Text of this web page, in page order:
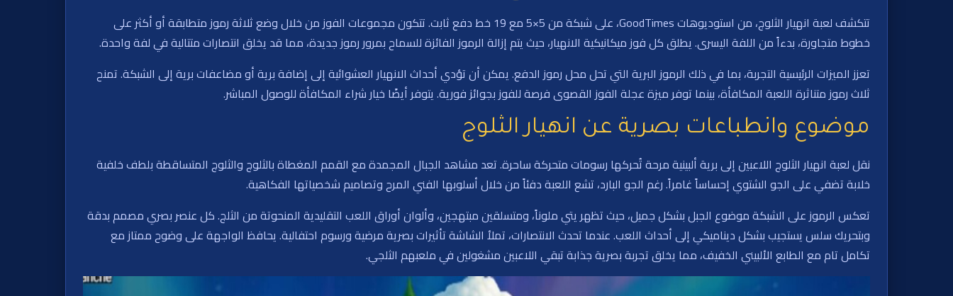
تتكشف لعبة انهيار الثلوج، من استوديوهات GoodTimes، على شبكة من 5×5 مع 19 خط دفع ثابت. تتكون مجموعات الفوز من خلال وضع ثلاثة رموز متطابقة أو أكثر على
خطوط متجاورة، بدءاً من اللفة اليسرى. يطلق كل فوز ميكانيكية الانهيار، حيث يتم إزالة الرموز الفائزة للسماح بمرور رموز جديدة، مما قد يخلق انتصارات متتالية في لفة واحدة.
تعزز الميزات الرئيسية التجربة، بما في ذلك الرموز البرية التي تحل محل رموز الدفع. يمكن أن تؤدي أحداث الانهيار العشوائية إلى إضافة برية أو مضاعفات برية إلى الشبكة. تمنح
ثلاث رموز متناثرة اللعبة المكافأة، بينما توفر ميزة عجلة الفوز القصوى فرصة للفوز بجوائز فورية. يتوفر أيضًا خيار شراء المكافأة للوصول المباشر.
موضوع وانطباعات بصرية عن انهيار الثلوج
نقل لعبة انهيار الثلوج اللاعبين إلى برية ألبينية مرحة تُحركها رسومات متحركة ساحرة. تعد مشاهد الجبال المجمدة مع القمم المغطاة بالثلوج والثلوج المتساقطة بلطف خلفية
خلابة تضفي على الجو الشتوي إحساساً غامراً. رغم الجو البارد، تشع اللعبة دفئاً من خلال أسلوبها الفني المرح وتصاميم شخصياتها الفكاهية.
تعكس الرموز على الشبكة موضوع الجبل بشكل جميل، حيث تظهر يتي ملوناً، ومتسلقين مبتهجين، وألوان أوراق اللعب التقليدية المنحوتة من الثلج. كل عنصر بصري مصمم بدقة
وبتحريك سلس يستجيب بشكل ديناميكي إلى أحداث اللعب. عندما تحدث الانتصارات، تملأ الشاشة تأثيرات بصرية مرضية ورسوم احتفالية. يحافظ الواجهة على وضوح ممتاز مع
تكامل تام مع الطابع الألبيني الخفيف، مما يخلق تجربة بصرية جذابة تبقي اللاعبين مشغولين في ملعبهم الثلجي.